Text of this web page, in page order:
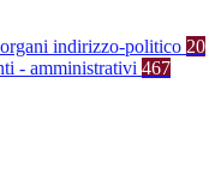
indirizzo-politico 20
- amministrativi 467